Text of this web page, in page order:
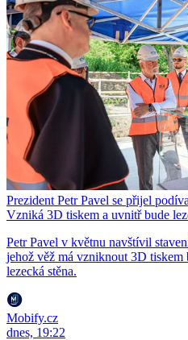
Prezident Petr Pavel se přijel
Vzniká 3D tiskem a uvnitř bude
Petr Pavel v květnu navštívil
jehož věž má vzniknout 3D tiskem
lezecká stěna.
Mobify.cz
dnes, 19:22